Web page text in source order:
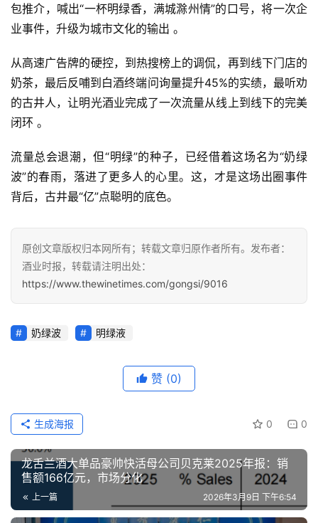
包推介，喊出“一杯明绿香，满城滁州情”的口号，将一次企
业事件，升级为城市文化的输出 。
从高速广告牌的硬控，到热搜榜上的调侃，再到线下门店的
奶茶，最后反哺到白酒终端问询量提升45%的实绩，最听劝
的古井人，让明光酒业完成了一次流量从线上到线下的完美
闭环 。
流量总会退潮，但“明绿”的种子，已经借着这场名为“奶绿
波”的春雨，落进了更多人的心里。这，才是这场出圈事件
背后，古井最“亿”点聪明的底色。
原创文章版权归本网所有；转载文章归原作者所有。发布者：
酒业时报，转载请注明出处：
https://www.thewinetimes.com/gongsi/9016
奶绿波 明绿液
赞 (0)
0 0
生成海报
龙舌兰酒大单品豪帅快活母公司贝克莱2025年报：销
售额166亿元，市场分化
上一篇 2026年3月9日 下午6:54